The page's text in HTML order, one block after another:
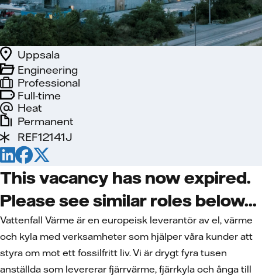
Full-time
Engineering
Uppsala
Professional
Heat
Permanent
REF12141J
This vacancy has now expired.
Please see similar roles below...
Vattenfall Värme är en europeisk leverantör av el, värme
och kyla med verksamheter som hjälper våra kunder att
styra om mot ett fossilfritt liv. Vi är drygt fyra tusen
anställda som levererar fjärrvärme, fjärrkyla och ånga till